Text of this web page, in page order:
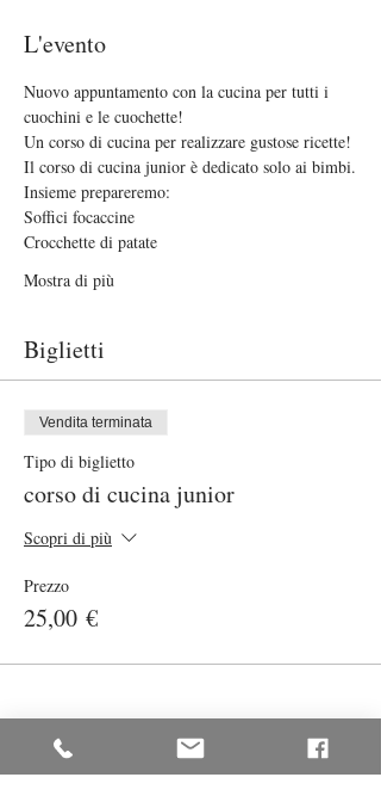
L'evento
Nuovo appuntamento con la cucina per tutti i
cuochini e le cuochette!
Un corso di cucina per realizzare gustose ricette!
Il corso di cucina junior è dedicato solo ai bimbi.
Insieme prepareremo:
Soffici focaccine
Crocchette di patate
Mostra di più
Biglietti
Vendita terminata
Tipo di biglietto
corso di cucina junior
Scopri di più
Prezzo
25,00 €
Condividi questo evento